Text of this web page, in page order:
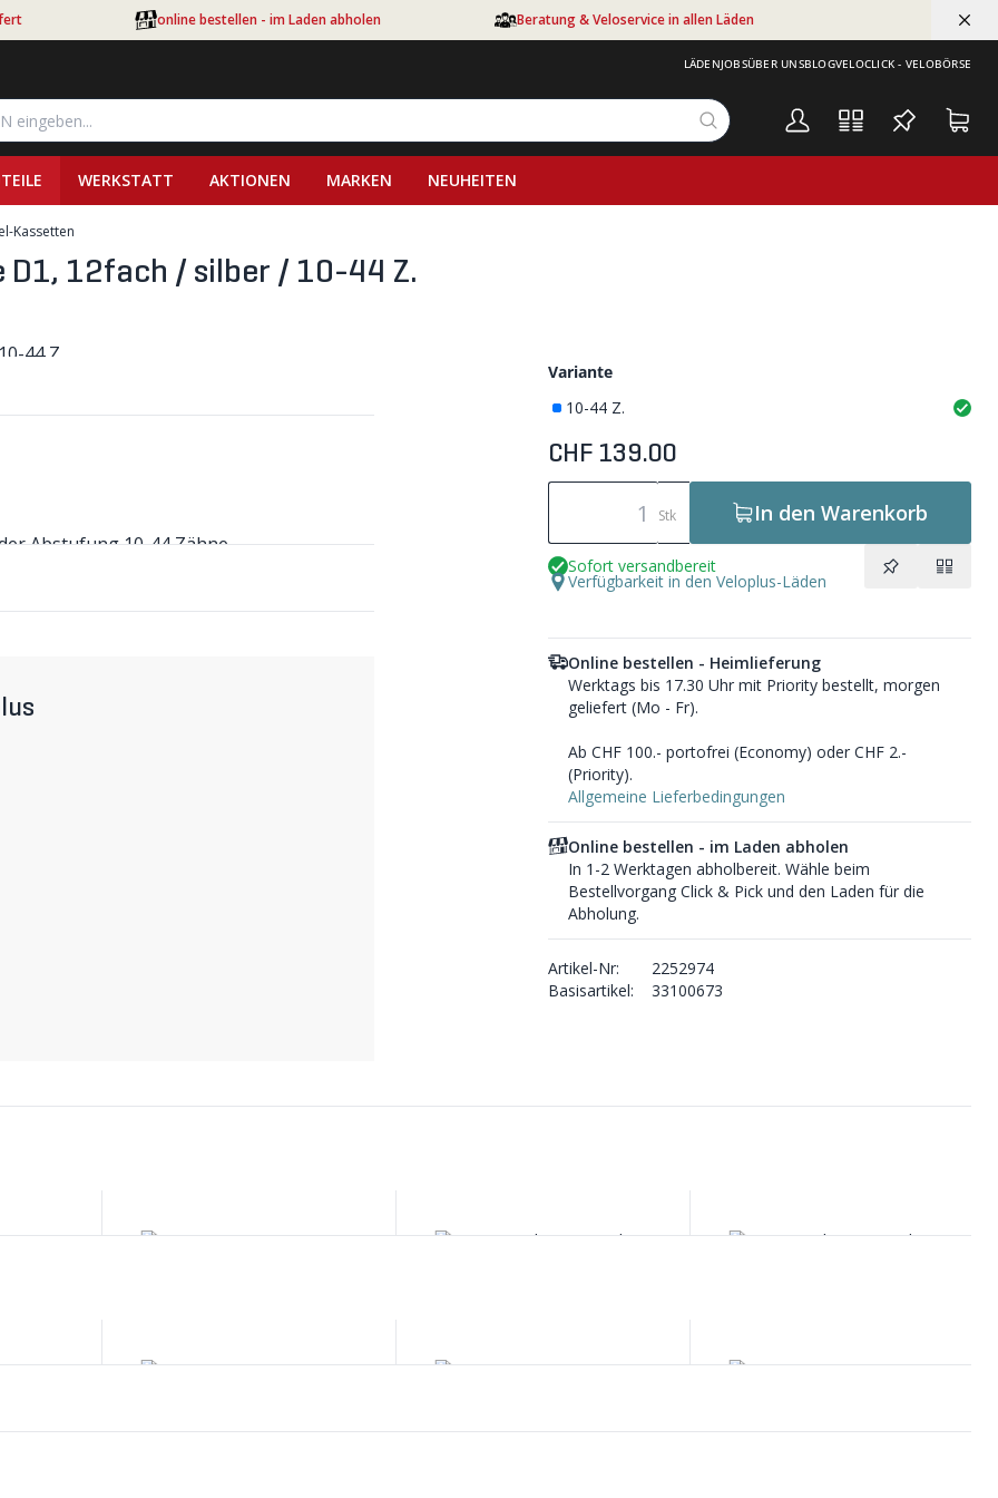
online bestellen - im Laden abholen Beratung & Veloservice in allen Läden
LÄDENJOBSÜBER UNSBLOGVELOCLICK - VELOBÖRSE
WERKSTATT AKTIONEN MARKEN NEUHEITEN
Kassetten
D1, 12fach / silber / 10-44 Z.
Abstufung 10-44 Zähne.
/ 10-44 Z. im Detail
und SRAM Flattop 12-/13fach Ketten
ausgestattet sein. (TW)
Variante
10-44 Z.
CHF 139.00
Stk In den Warenkorb
Sofort versandbereit
Verfügbarkeit in den Veloplus-Läden
Online bestellen - Heimlieferung
Werktags bis 17.30 Uhr mit Priority bestellt, morgen
geliefert (Mo - Fr).
Ab CHF 100.- portofrei (Economy) oder CHF 2.-
(Priority).
Allgemeine Lieferbedingungen
Online bestellen - im Laden abholen
In 1-2 Werktagen abholbereit. Wähle beim
Bestellvorgang Click & Pick und den Laden für die
Abholung.
Artikel-Nr:
2252974
Basisartikel:
33100673